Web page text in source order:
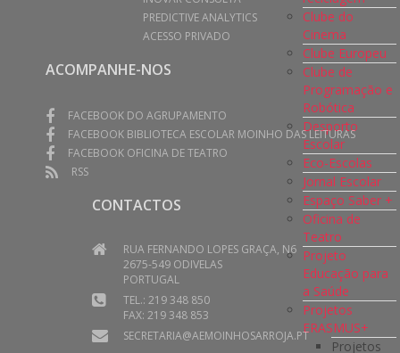
Clube do
Cinema
Clube Europeu
Clube de
Programação e
Robótica
Desporto
Escolar
Eco-Escolas
Jornal Escolar
Espaço Saber +
Oficina de
Teatro
Projeto
Educação para
a Saúde
Projetos
ERASMUS+
Projetos
PREDICTIVE ANALYTICS
ACESSO PRIVADO
ACOMPANHE-NOS
FACEBOOK DO AGRUPAMENTO
FACEBOOK BIBLIOTECA ESCOLAR MOINHO DAS LEITURAS
FACEBOOK OFICINA DE TEATRO
RSS
CONTACTOS
RUA FERNANDO LOPES GRAÇA, N6
2675-549 ODIVELAS
PORTUGAL
TEL.: 219 348 850
FAX: 219 348 853
SECRETARIA@AEMOINHOSARROJA.PT